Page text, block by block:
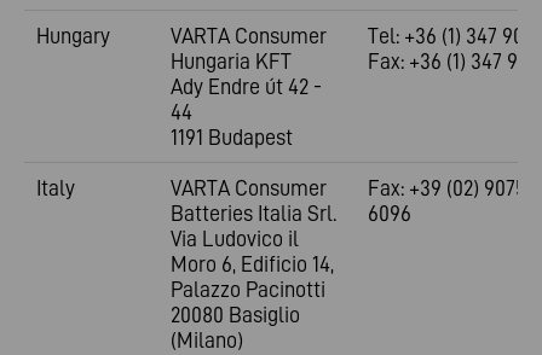
Hungary
VARTA Consumer
Hungaria KFT
Ady Endre út 42 -
44
1191 Budapest
Tel: +36 (1) 347
Fax: +36 (1) 347
Italy
VARTA Consumer
Batteries Italia Srl.
Via Ludovico il
Moro 6, Edificio 14,
Palazzo Pacinotti
20080 Basiglio
(Milano)
Fax: +39 (02) 9075
6096